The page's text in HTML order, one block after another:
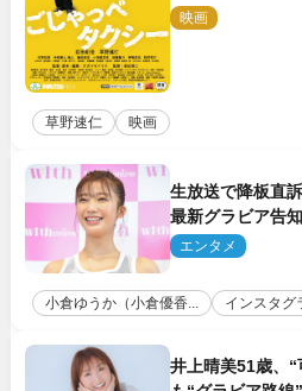
ー』10月公開＆
映画
草野速仁 映画
生放送で降板直
最新グラビア告
に反響
エンタメ
小倉ゆうか（小倉優香... インスタグ
井上晴美51歳、